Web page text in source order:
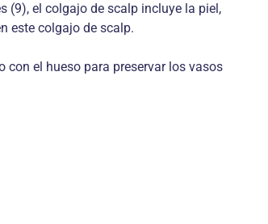
(9), el colgajo de scalp incluye la piel,
este colgajo de scalp.
el hueso para preservar los vasos